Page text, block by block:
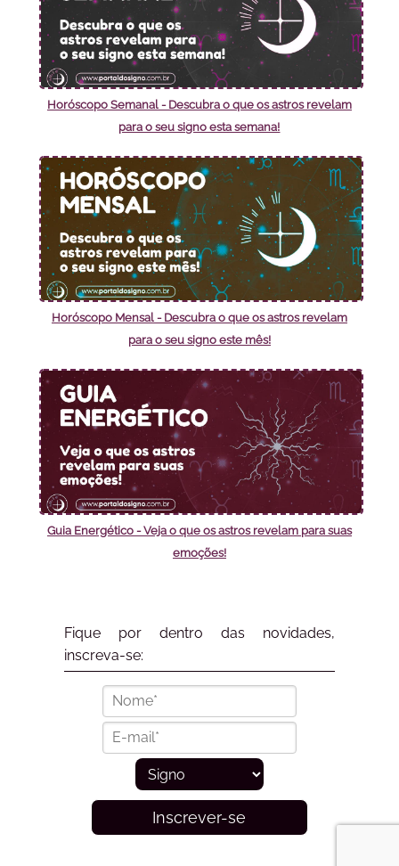
Horóscopo Semanal - Descubra o que os astros revelam
para o seu signo esta semana!
Horóscopo Mensal - Descubra o que os astros revelam
para o seu signo este mês!
Guia Energético - Veja o que os astros revelam para suas
emoções!
Fique por dentro das novidades,
inscreva-se:
Inscrever-se